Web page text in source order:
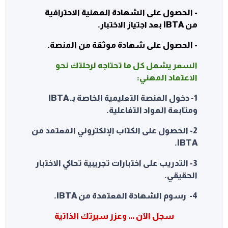
- الحصول على الشهادة المهنية الاحترافية
من IBTA بعد اجتياز الاختبار.
- الحصول على شهادة موثقة من المنصة.
السعر يشمل كل ما تحتاجه لرحلتك نحو
الاعتماد المهني:
1- دخول المنصة التعليمية الخاصة بـ IBTA
ومتابعة المواد التفاعلية.
2- الحصول على الكتاب الإلكتروني المعتمد من
IBTA.
3- التدريب على اختبارات تجريبية تحاكي الاختبار
الحقيقي.
4- رسوم الشهادة المعتمدة من IBTA.
سجل الآن ،،، وعزز سيرتك الذاتية